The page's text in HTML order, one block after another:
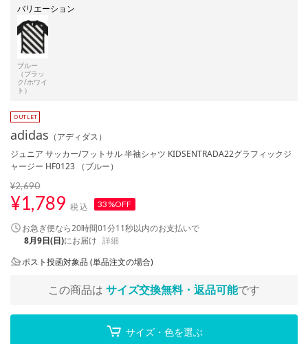
バリエーション
ブルー
（ブラッ
ク/ホワイ
ト）
adidas （アディダス）
ジュニア サッカー/フットサル 半袖シャツ KIDSENTRADA22グラフィックジ
ャージー HF0123 （ブルー）
¥2,690
¥1,789 税込 33%OFF
お急ぎ便なら20時間01分11秒以内のお支払いで
8月9日(日)にお届け 詳細
ポスト投函対象品 (単品注文の場合)
この商品は サイズ交換無料・返品可能です
サイズ・色を選ぶ